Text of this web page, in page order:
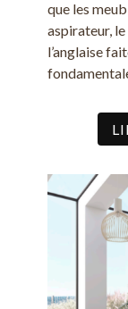
que les
aspirateur,
l’anglaise